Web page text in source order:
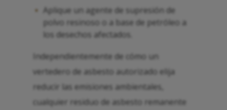
Aplique un agente de supresión de
polvo resinoso o a base de petróleo a
los desechos afectados.
Independientemente de cómo un
vertedero de asbesto autorizado elija
reducir las emisiones ambientales,
cualquier residuo de asbesto remanente